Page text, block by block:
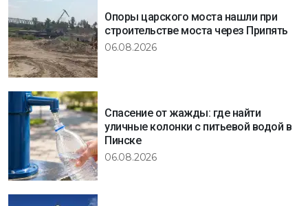
Опоры царского моста нашли при
строительстве моста через Припять
06.08.2026
Спасение от жажды: где найти
уличные колонки с питьевой водой в
Пинске
06.08.2026